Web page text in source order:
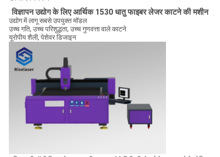
POLICY
विज्ञापन उद्योग के लिए आर्थिक 1530 धातु फाइबर लेजर काटने की मशीन
उद्योग में लागू सबसे उपयुक्त मॉडल
उच्च गति, उच्च परिशुद्धता, उच्च गुणवत्ता वाले काटने
यूरोपीय शैली, पेशेवर डिजाइन